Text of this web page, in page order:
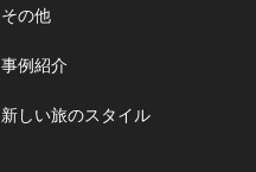
その他
事例紹介
新しい旅のスタイル